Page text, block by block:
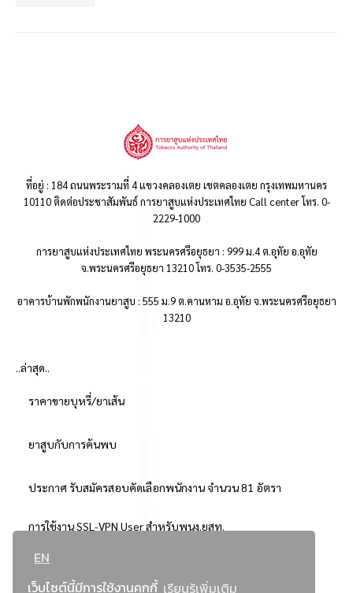
EN
เว็บไซต์นี้มีการใช้งานคุกกี้ เรียนรู้เพิ่มเติม
ที่อยู่ : 184 ถนนพระรามที่ 4 แขวงคลองเตย เขตคลองเตย กรุงเทพมหานคร
10110 ติดต่อประชาสัมพันธ์ การยาสูบแห่งประเทศไทย Call center โทร. 0-
2229-1000
การยาสูบแห่งประเทศไทย พระนครศรีอยุธยา : 999 ม.4 ต.อุทัย อ.อุทัย
จ.พระนครศรีอยุธยา 13210 โทร. 0-3535-2555
อาคารบ้านพักพนักงานยาสูบ : 555 ม.9 ต.คานหาม อ.อุทัย จ.พระนครศรีอยุธยา
13210
..ล่าสุด..
ราคาขายบุหรี่/ยาเส้น
ยาสูบกับการค้นพบ
ประกาศ รับสมัครสอบคัดเลือกพนักงาน จำนวน 81 อัตรา
การใช้งาน SSL-VPN User สำหรับพนง.ยสท.
..ยอดนิยม..